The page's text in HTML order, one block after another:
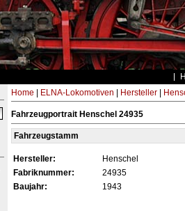
Home ELNA-Lokomotiven Hersteller|
Fahrzeugportrait Henschel 24935
Fahrzeugstamm
Hersteller:
Henschel
Fabriknummer:
24935
Baujahr:
1943